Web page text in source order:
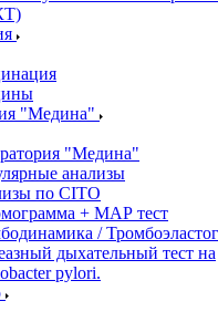
"Медина"
"Медина"
анализы
по CITO
+ МАР тест
/
дыхательный тест на
pylori.